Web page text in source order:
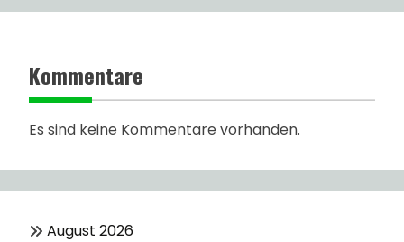
Kommentare
Es sind keine Kommentare vorhanden.
August 2026